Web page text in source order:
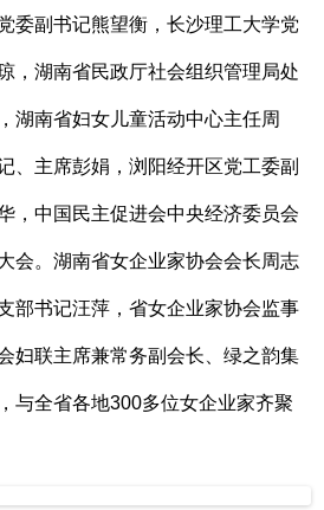
委副书记熊望衡，长沙理工大学党
，湖南省民政厅社会组织管理局处
湖南省妇女儿童活动中心主任周
、主席彭娟，浏阳经开区党工委副
，中国民主促进会中央经济委员会
会。湖南省女企业家协会会长周志
部书记汪萍，省女企业家协会监事
妇联主席兼常务副会长、绿之韵集
与全省各地300多位女企业家齐聚